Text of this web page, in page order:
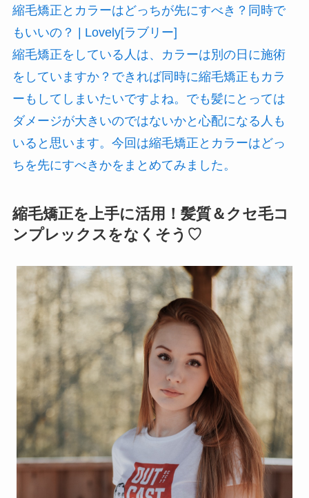
縮毛矯正とカラーはどっちが先にすべき？同時で
もいいの？ | Lovely[ラブリー]
縮毛矯正をしている人は、カラーは別の日に施術
をしていますか？できれば同時に縮毛矯正もカラ
ーもしてしまいたいですよね。でも髪にとっては
ダメージが大きいのではないかと心配になる人も
いると思います。今回は縮毛矯正とカラーはどっ
ちを先にすべきかをまとめてみました。
縮毛矯正を上手に活用！髪質＆クセ毛コ
ンプレックスをなくそう♡